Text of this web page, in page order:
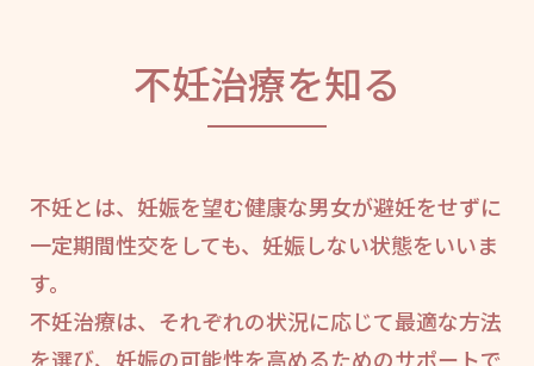
不妊治療を知る
不妊とは、妊娠を望む健康な男女が避妊をせずに
一定期間性交をしても、妊娠しない状態をいいま
す。
不妊治療は、それぞれの状況に応じて最適な方法
を選び、妊娠の可能性を高めるためのサポートで